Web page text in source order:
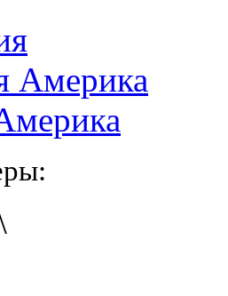
Америка